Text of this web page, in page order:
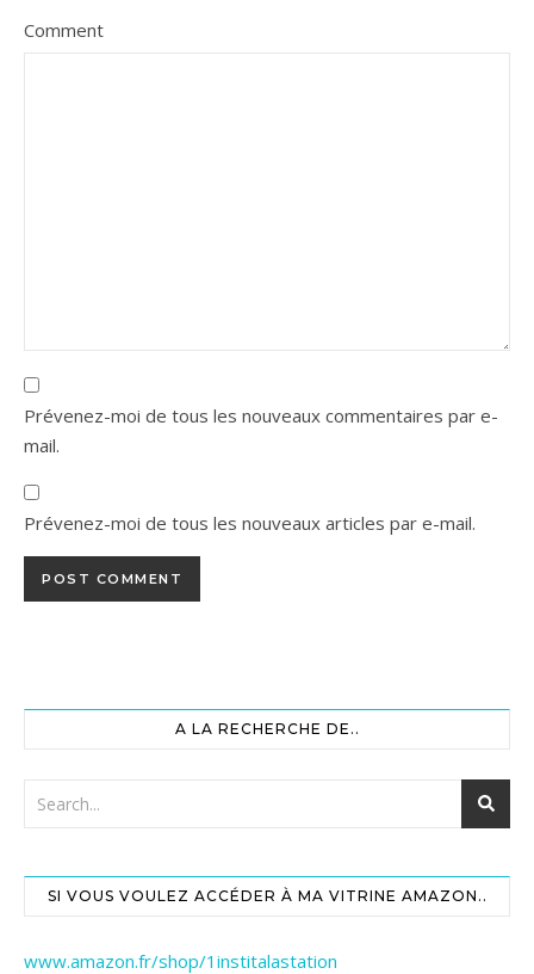
Comment
Prévenez-moi de tous les nouveaux commentaires par e-
mail.
Prévenez-moi de tous les nouveaux articles par e-mail.
A LA RECHERCHE DE..
SI VOUS VOULEZ ACCÉDER À MA VITRINE AMAZON..
www.amazon.fr/shop/1institalastation